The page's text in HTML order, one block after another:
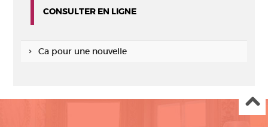
CONSULTER EN LIGNE
Ca pour une nouvelle